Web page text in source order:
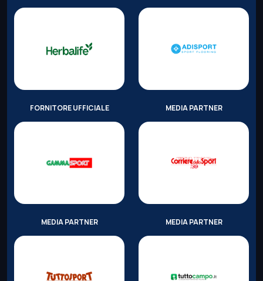
FORNITORE UFFICIALE MEDIA PARTNER
MEDIA PARTNER MEDIA PARTNER